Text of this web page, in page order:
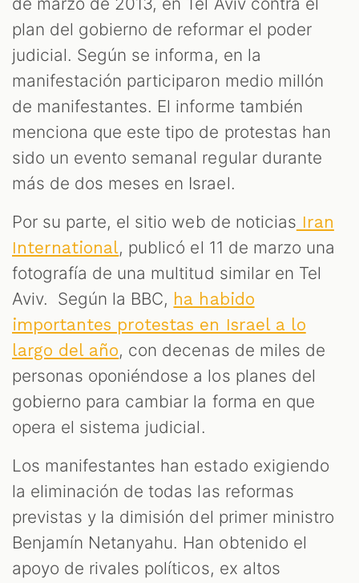
plan del gobierno de reformar el poder
judicial. Según se informa, en la
manifestación participaron medio millón
de manifestantes. El informe también
menciona que este tipo de protestas han
sido un evento semanal regular durante
más de dos meses en Israel.
Por su parte, el sitio web de noticias Iran
International, publicó el 11 de marzo una
fotografía de una multitud similar en Tel
Aviv. Según la BBC, ha habido
importantes protestas en Israel a lo
largo del año, con decenas de miles de
personas oponiéndose a los planes del
gobierno para cambiar la forma en que
opera el sistema judicial.
Los manifestantes han estado exigiendo
la eliminación de todas las reformas
previstas y la dimisión del primer ministro
Benjamín Netanyahu. Han obtenido el
apoyo de rivales políticos, ex altos